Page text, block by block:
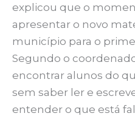
explicou que o
apresentar o novo
município para o
Segundo o
encontrar alunos do
sem saber ler e
entender o que está